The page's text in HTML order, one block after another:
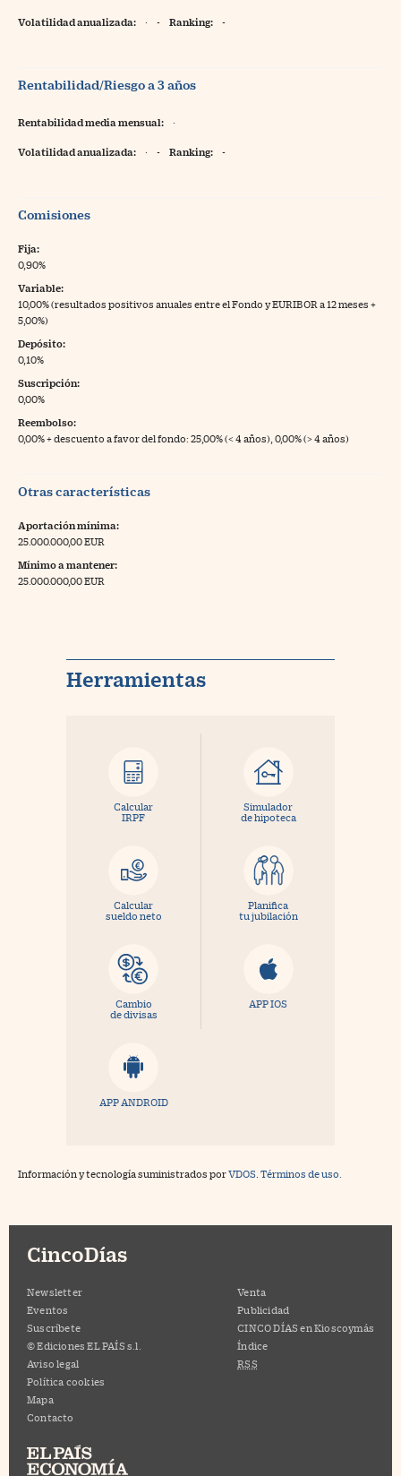
Volatilidad anualizada: · - Ranking: -
Rentabilidad/Riesgo a 3 años
Rentabilidad media mensual: ·
Volatilidad anualizada: · - Ranking: -
Comisiones
Fija:
0,90%
Variable:
10,00% (resultados positivos anuales entre el Fondo y EURIBOR a 12 meses +
5,00%)
Depósito:
0,10%
Suscripción:
0,00%
Reembolso:
0,00% + descuento a favor del fondo: 25,00% (< 4 años), 0,00% (> 4 años)
Otras características
Aportación mínima:
25.000.000,00 EUR
Mínimo a mantener:
25.000.000,00 EUR
Herramientas
Calcular
IRPF
Simulador
de hipoteca
Calcular
sueldo neto
Planifica
tu jubilación
Cambio
de divisas
APP IOS
APP ANDROID
Información y tecnología suministrados porVDOS Términos de uso.
CincoDías
Newsletter
Eventos
Suscríbete
© Ediciones EL PAÍS s.l.
Aviso legal
Política cookies
Mapa
Contacto
Venta
Publicidad
CINCO DÍAS en Kioscoymás
Índice
RSS